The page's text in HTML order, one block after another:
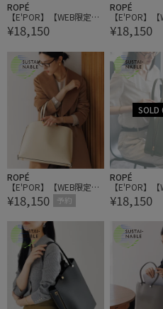
ROPÉ
【E'POR】【WEB限定】
Y BAG Medium+/A4対
応・通勤・26AW
¥18,150
ROPÉ
【E'POR】
Y BAG
応・通勤・
¥18,150
ROPÉ
【E'POR】【WEB限定】
Y BAG Medium+/A4対
応・通勤・26AW
¥18,150 予約
ROPÉ
【E'POR】
Y BAG
応・通勤・
¥18,150